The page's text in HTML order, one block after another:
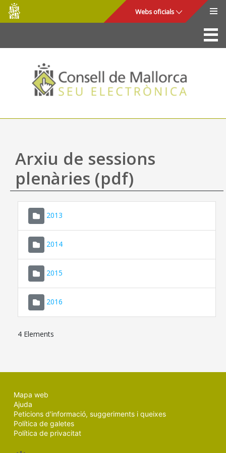
Salta al contingut principal
Consell
de
Mallorca
Webs oficials
La Seu
Consell de Mallorca
Accés i seguretat
Utilitats
Ajuda
Arxiu de sessions
plenàries (pdf)
2013
2014
2015
2016
4 Elements
Mapa web
Ajuda
Peticions d'informació, suggeriments i queixes
Política de galetes
Política de privacitat